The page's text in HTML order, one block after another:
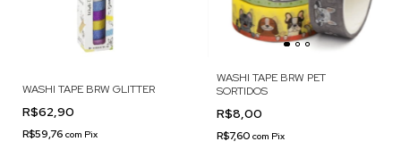
WASHI TAPE BRW GLITTER
R$62,90
R$59,76 com Pix
WASHI TAPE BRW PET
SORTIDOS
R$8,00
R$7,60 com Pix